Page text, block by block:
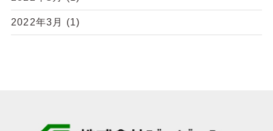
2022年3月 (1)